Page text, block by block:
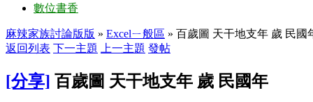
數位書香
麻辣家族討論版版 » Excelㄧ般區 » 百歲圖 天干地支年 歲 民國
返回列表 下一主題 上一主題 發帖
[分享] 百歲圖 天干地支年 歲 民國年